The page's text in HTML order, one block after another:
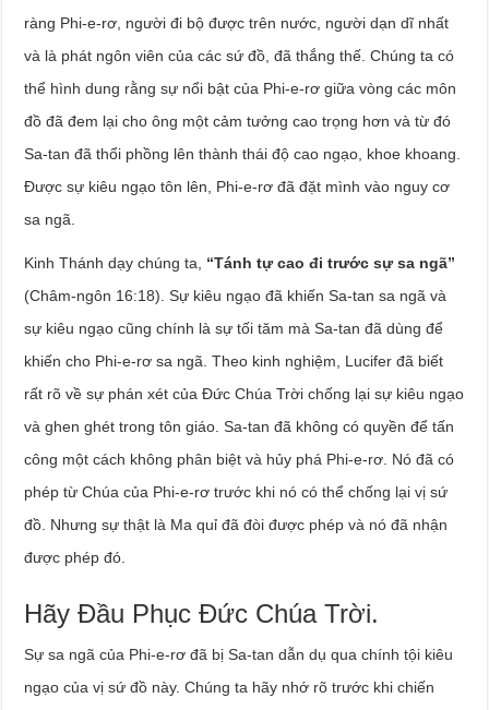
ràng Phi-e-rơ, người đi bộ được trên nước, người dạn dĩ nhất
và là phát ngôn viên của các sứ đồ, đã thắng thế. Chúng ta có
thể hình dung rằng sự nổi bật của Phi-e-rơ giữa vòng các môn
đồ đã đem lại cho ông một cảm tưởng cao trọng hơn và từ đó
Sa-tan đã thổi phồng lên thành thái độ cao ngạo, khoe khoang.
Được sự kiêu ngạo tôn lên, Phi-e-rơ đã đặt mình vào nguy cơ
sa ngã.
Kinh Thánh dạy chúng ta, “Tánh tự cao đi trước sự sa ngã”
(Châm-ngôn 16:18). Sự kiêu ngạo đã khiến Sa-tan sa ngã và
sự kiêu ngạo cũng chính là sự tối tăm mà Sa-tan đã dùng để
khiến cho Phi-e-rơ sa ngã. Theo kinh nghiệm, Lucifer đã biết
rất rõ về sự phán xét của Đức Chúa Trời chống lại sự kiêu ngạo
và ghen ghét trong tôn giáo. Sa-tan đã không có quyền để tấn
công một cách không phân biệt và hủy phá Phi-e-rơ. Nó đã có
phép từ Chúa của Phi-e-rơ trước khi nó có thể chống lại vị sứ
đồ. Nhưng sự thật là Ma quỉ đã đòi được phép và nó đã nhận
được phép đó.
Hãy Đầu Phục Đức Chúa Trời.
Sự sa ngã của Phi-e-rơ đã bị Sa-tan dẫn dụ qua chính tội kiêu
ngạo của vị sứ đồ này. Chúng ta hãy nhớ rõ trước khi chiến